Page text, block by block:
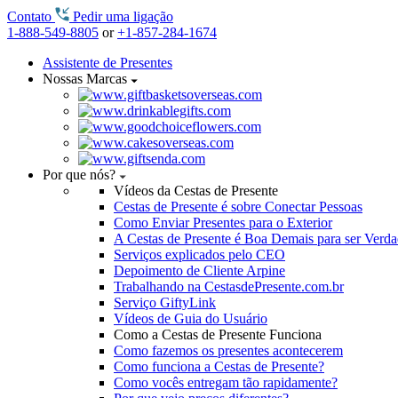
Contato
Pedir uma ligação
1-888-549-8805 or+1-857-284-1674
Assistente de Presentes
Nossas Marcas
Por que nós?
Vídeos da Cestas de Presente
Cestas de Presente é sobre Conectar Pessoas
Como Enviar Presentes para o Exterior
A Cestas de Presente é Boa Demais para ser
Serviços explicados pelo CEO
Depoimento de Cliente Arpine
Trabalhando na CestasdePresente.com.br
Serviço GiftyLink
Vídeos de Guia do Usuário
Como a Cestas de Presente Funciona
Como fazemos os presentes acontecerem
Como funciona a Cestas de Presente?
Como vocês entregam tão rapidamente?